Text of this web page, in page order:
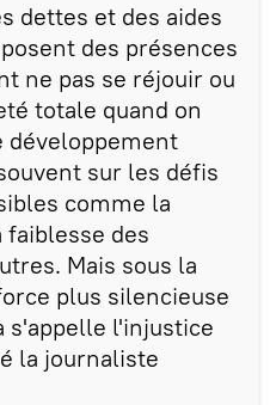
dettes et des aides
des présences
ne pas se réjouir ou
totale quand on
développement
sur les défis
comme la
des
Mais sous la
plus silencieuse
s'appelle l'injustice
la journaliste